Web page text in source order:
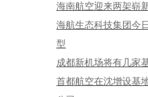
海南航空迎来两架崭
海航生态科技集团今
型
成都新机场将有几家
首都航空在沈增设基